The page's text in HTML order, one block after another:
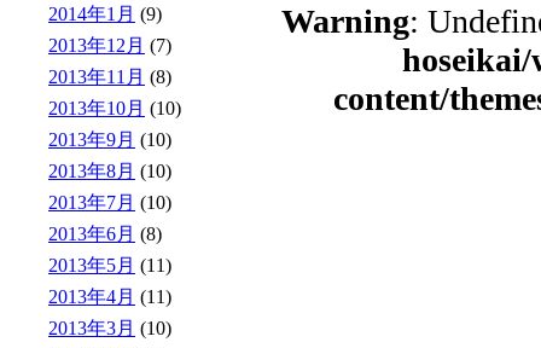
Warning:
content/
2014年1月 (9)
2013年12月 (7)
2013年11月 (8)
2013年10月 (10)
2013年9月 (10)
2013年8月 (10)
2013年7月 (10)
2013年6月 (8)
2013年5月 (11)
2013年4月 (11)
2013年3月 (10)